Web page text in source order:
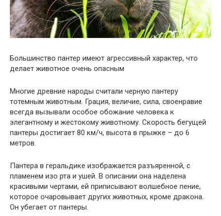
Большинство пантер имеют агрессивный характер, что
делает животное очень опасным
Многие древние народы считали черную пантеру
тотемным животным. Грация, величие, сила, своенравие
всегда вызывали особое обожание человека к
элегантному и жестокому животному. Скорость бегущей
пантеры достигает 80 км/ч, высота в прыжке – до 6
метров.
Пантера в геральдике изображается разъяренной, с
пламенем изо рта и ушей. В описании она наделена
красивыми чертами, ей приписывают волшебное пение,
которое очаровывает других животных, кроме дракона.
Он убегает от пантеры.